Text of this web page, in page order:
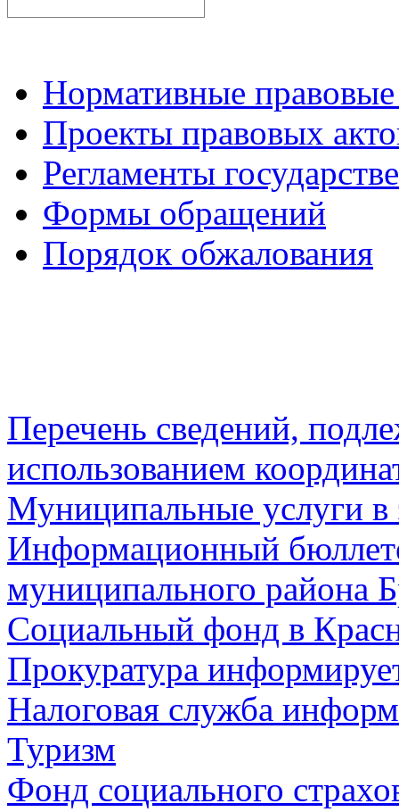
Нормативные
Проекты правовых
Регламенты
Формы обращений
Порядок обжалования
Перечень сведений,
использованием
Муниципальные услуги в
Информационный
муниципального района
Социальный фонд в
Прокуратура
Налоговая служба
Туризм
Фонд социального